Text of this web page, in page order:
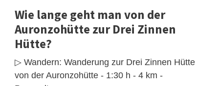
Wie lange geht man von der
Auronzohütte zur Drei Zinnen
Hütte?
▷ Wandern: Wanderung zur Drei Zinnen Hütte
von der Auronzohütte - 1:30 h - 4 km -